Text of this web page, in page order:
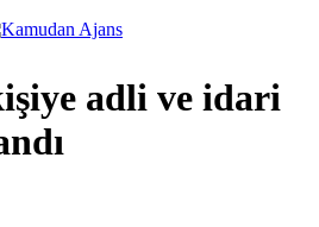
adli ve idari